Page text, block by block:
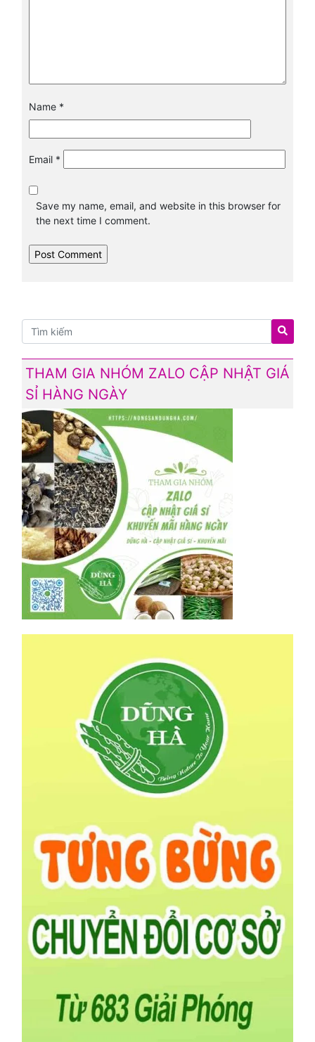
Name *
Email *
Save my name, email, and website in this browser for
the next time I comment.
THAM GIA NHÓM ZALO CẬP NHẬT GIÁ
SỈ HÀNG NGÀY